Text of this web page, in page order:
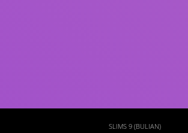
SLIMS 9 (BULIAN)